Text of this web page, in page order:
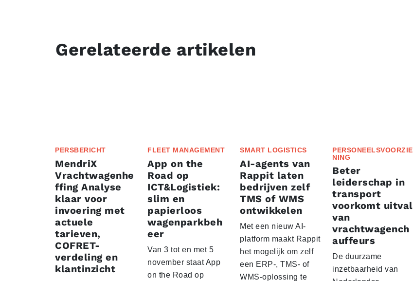
Gerelateerde artikelen
PERSBERICHT
MendriX
Vrachtwagenhe
ffing Analyse
klaar voor
invoering met
actuele
tarieven,
COFRET-
verdeling en
klantinzicht
FLEET MANAGEMENT
App on the
Road op
ICT&Logistiek:
slim en
papierloos
wagenparkbeh
eer
Van 3 tot en met 5
november staat App
on the Road op
SMART LOGISTICS
AI-agents van
Rappit laten
bedrijven zelf
TMS of WMS
ontwikkelen
Met een nieuw AI-
platform maakt Rappit
het mogelijk om zelf
een ERP-, TMS- of
WMS-oplossing te
PERSONEELSVOORZIE
NING
Beter
leiderschap in
transport
voorkomt uitval
van
vrachtwagench
auffeurs
De duurzame
inzetbaarheid van